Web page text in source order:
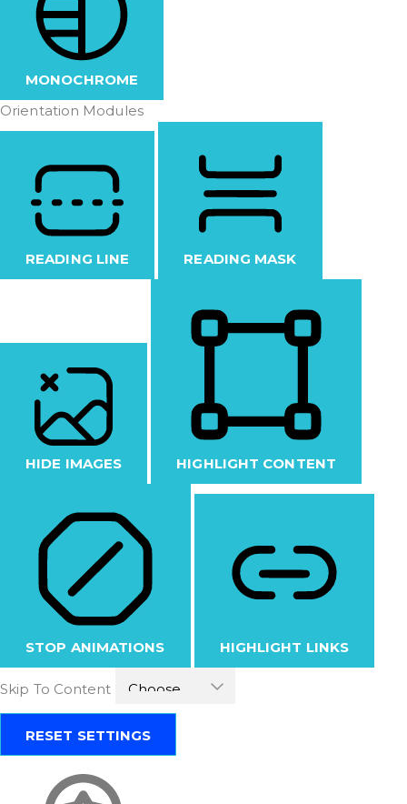
MONOCHROME
Orientation Modules
READING LINE READING MASK
HIDE IMAGES HIGHLIGHT CONTENT
STOP ANIMATIONS HIGHLIGHT LINKS
Skip To Content
RESET SETTINGS